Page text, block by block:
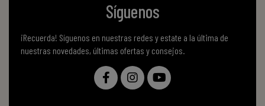
Síguenos
¡Recuerda! Síguenos en nuestras redes y estate a la última de
nuestras novedades, últimas ofertas y consejos.